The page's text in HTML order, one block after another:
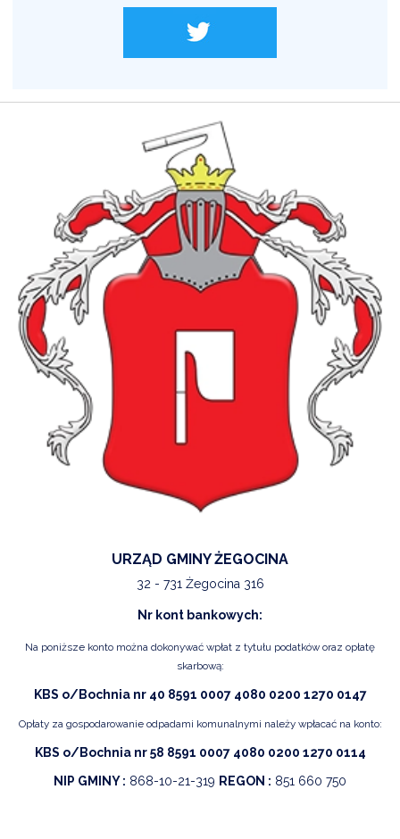
URZĄD GMINY ŻEGOCINA
32 - 731 Żegocina 316
Nr kont bankowych:
Na poniższe konto można dokonywać wpłat z tytułu podatków oraz opłatę
skarbową:
KBS o/Bochnia nr 40 8591 0007 4080 0200 1270 0147
Opłaty za gospodarowanie odpadami komunalnymi należy wpłacać na konto:
KBS o/Bochnia nr 58 8591 0007 4080 0200 1270 0114
NIP GMINY : 868-10-21-319 REGON : 851 660 750